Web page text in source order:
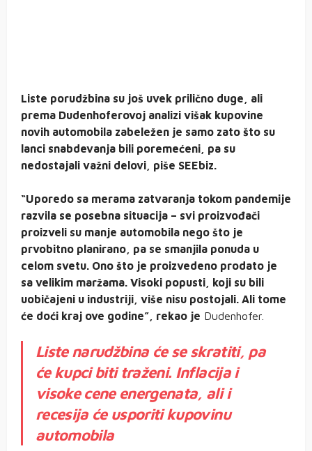
Liste porudžbina su još uvek prilično duge, ali
prema Dudenhoferovoj analizi višak kupovine
novih automobila zabeležen je samo zato što su
lanci snabdevanja bili poremećeni, pa su
nedostajali važni delovi, piše SEEbiz.
“Uporedo sa merama zatvaranja tokom pandemije
razvila se posebna situacija – svi proizvođači
proizveli su manje automobila nego što je
prvobitno planirano, pa se smanjila ponuda u
celom svetu. Ono što je proizvedeno prodato je
sa velikim maržama. Visoki popusti, koji su bili
uobičajeni u industriji, više nisu postojali. Ali tome
će doći kraj ove godine”, rekao je Dudenhofer.
Liste narudžbina će se skratiti, pa
će kupci biti traženi. Inflacija i
visoke cene energenata, ali i
recesija će usporiti kupovinu
automobila